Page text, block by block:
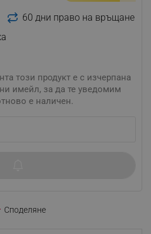
60 дни право на връщане
този продукт е с изчерпана
имейл, за да те уведомим
е наличен.
Споделяне